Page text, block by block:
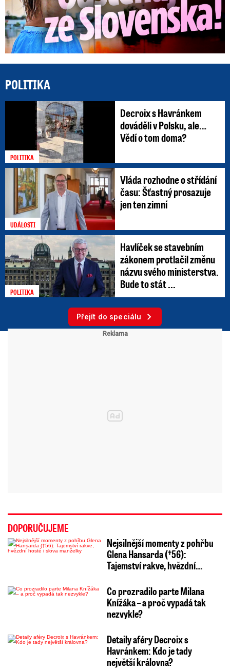
POLITIKA
POLITIKA
Decroix s Havránkem
dováděli v Polsku, ale…
Vědí o tom doma?
UDÁLOSTI
Vláda rozhodne o střídání
času: Šťastný prosazuje
jen ten zimní
POLITIKA
Havlíček se stavebním
zákonem protlačil změnu
názvu svého ministerstva.
Bude to stát ...
Přejít do speciálu
DOPORUČUJEME
Nejsilnější momenty z pohřbu
Glena Hansarda (†56):
Tajemství rakve, hvězdní…
Co prozradilo parte Milana
Knížáka – a proč vypadá tak
nezvykle?
Detaily aféry Decroix s
Havránkem: Kdo je tady
největší královna?